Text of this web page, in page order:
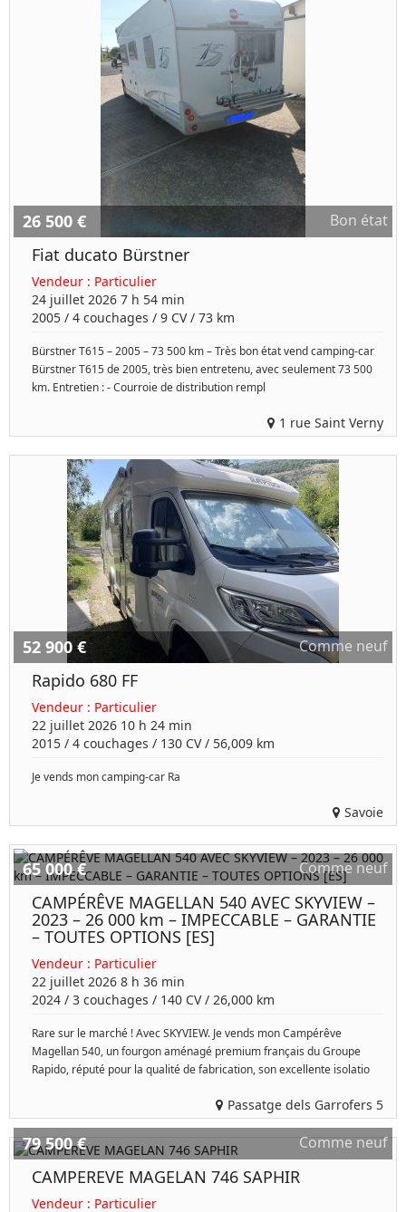
26 500 € Bon état
Fiat ducato Bürstner
Vendeur : Particulier
24 juillet 2026 7 h 54 min
2005 / 4 couchages / 9 CV / 73 km
Bürstner T615 – 2005 – 73 500 km – Très bon état vend camping-car
Bürstner T615 de 2005, très bien entretenu, avec seulement 73 500
km. Entretien : - Courroie de distribution rempl
1 rue Saint Verny
52 900 € Comme neuf
Rapido 680 FF
Vendeur : Particulier
22 juillet 2026 10 h 24 min
2015 / 4 couchages / 130 CV / 56,009 km
Je vends mon camping-car Ra
Savoie
65 000 € Comme neuf
CAMPÉRÊVE MAGELLAN 540 AVEC SKYVIEW –
2023 – 26 000 km – IMPECCABLE – GARANTIE
– TOUTES OPTIONS [ES]
Vendeur : Particulier
22 juillet 2026 8 h 36 min
2024 / 3 couchages / 140 CV / 26,000 km
Rare sur le marché ! Avec SKYVIEW. Je vends mon Campérêve
Magellan 540, un fourgon aménagé premium français du Groupe
Rapido, réputé pour la qualité de fabrication, son excellente isolatio
Passatge dels Garrofers 5
79 500 € Comme neuf
CAMPEREVE MAGELAN 746 SAPHIR
Vendeur : Particulier